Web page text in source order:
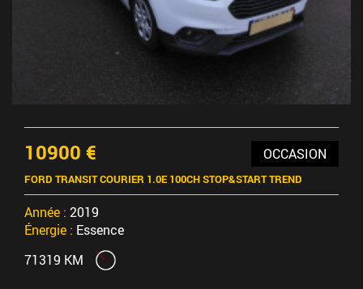
10900 € OCCASION
FORD TRANSIT COURIER 1.0E 100CH STOP&START TREND
Année : 2019
Énergie : Essence
71319 KM